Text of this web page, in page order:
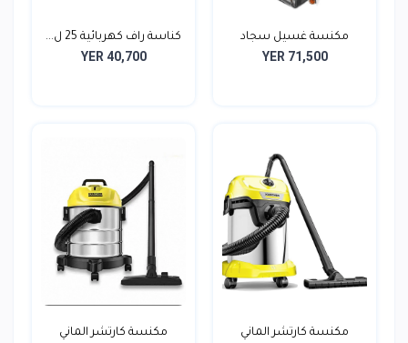
مكنسة غسيل سجاد
ومفروشا...
YER 71,500
كناسة راف كهربائية 25 ل...
YER 40,700
مكنسة كارتشر الماني مكنسة كارتشر الماني